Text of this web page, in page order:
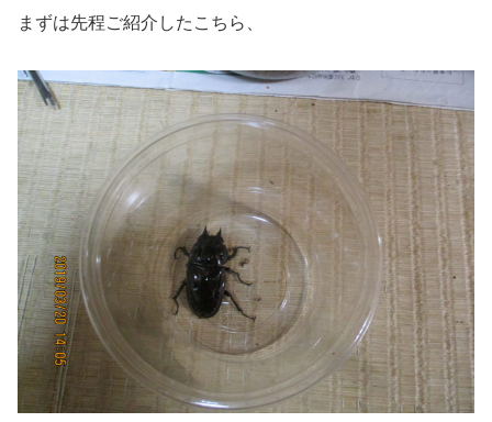
まずは先程ご紹介したこちら、